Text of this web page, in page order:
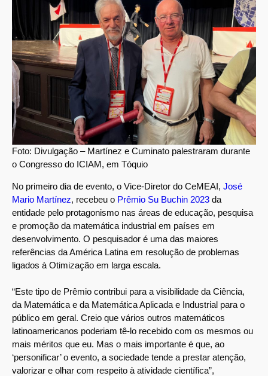
Foto: Divulgação – Martínez e Cuminato palestraram durante
o Congresso do ICIAM, em Tóquio
No primeiro dia de evento, o Vice-Diretor do CeMEAI, José
Mario Martínez, recebeu o Prêmio Su Buchin 2023 da
entidade pelo protagonismo nas áreas de educação, pesquisa
e promoção da matemática industrial em países em
desenvolvimento. O pesquisador é uma das maiores
referências da América Latina em resolução de problemas
ligados à Otimização em larga escala.
“Este tipo de Prêmio contribui para a visibilidade da Ciência,
da Matemática e da Matemática Aplicada e Industrial para o
público em geral. Creio que vários outros matemáticos
latinoamericanos poderiam tê-lo recebido com os mesmos ou
mais méritos que eu. Mas o mais importante é que, ao
‘personificar’ o evento, a sociedade tende a prestar atenção,
valorizar e olhar com respeito à atividade científica”,